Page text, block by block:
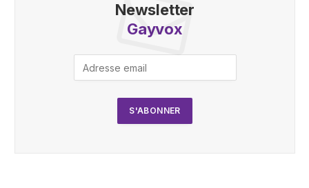
Newsletter
Gayvox